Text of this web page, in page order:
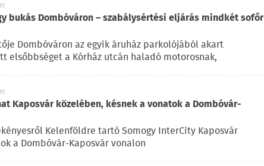
bukás Dombóváron – szabálysértési eljárás mindkét sofőr
Dombóváron az egyik áruház parkolójából akart
elsőbbséget a Kórház utcán haladó motorosnak,
Kaposvár közelében, késnek a vonatok a Dombóvár-
Kelenföldre tartó Somogy InterCity Kaposvár
a Dombóvár-Kaposvár vonalon